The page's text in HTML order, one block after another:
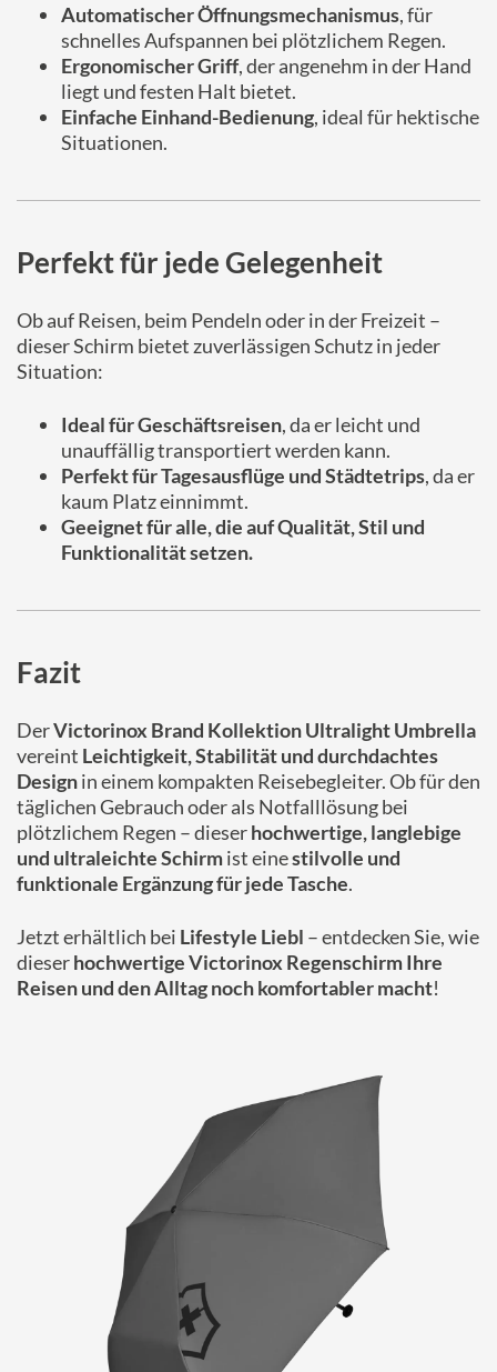
Automatischer Öffnungsmechanismus, für
schnelles Aufspannen bei plötzlichem Regen.
Ergonomischer Griff, der angenehm in der Hand
liegt und festen Halt bietet.
Einfache Einhand-Bedienung, ideal für hektische
Situationen.
Perfekt für jede Gelegenheit
Ob auf Reisen, beim Pendeln oder in der Freizeit –
dieser Schirm bietet zuverlässigen Schutz in jeder
Situation:
Ideal für Geschäftsreisen, da er leicht und
unauffällig transportiert werden kann.
Perfekt für Tagesausflüge und Städtetrips, da er
kaum Platz einnimmt.
Geeignet für alle, die auf Qualität, Stil und
Funktionalität setzen.
Fazit
DerVictorinox Brand Kollektion Ultralight Umbrella
vereint Leichtigkeit, Stabilität und durchdachtes
Designin einem kompakten Reisebegleiter. Ob für den
täglichen Gebrauch oder als Notfalllösung bei
plötzlichem Regen – dieserhochwertige, langlebige
und ultraleichte Schirmist einestilvolle und
funktionale Ergänzung für jede Tasche.
Jetzt erhältlich bei Lifestyle Liebl – entdecken Sie, wie
dieserhochwertige Victorinox Regenschirm Ihre
Reisen und den Alltag noch komfortabler macht!